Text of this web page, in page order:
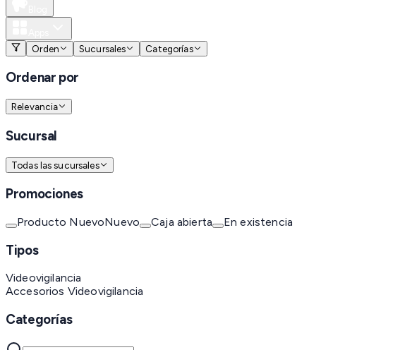
Orden
Sucursales Categorías
Ordenar por
Relevancia
Sucursal
Todas las sucursales
Promociones
Producto NuevoNuevo Caja abierta En existencia
Tipos
Videovigilancia
Accesorios Videovigilancia
Categorías